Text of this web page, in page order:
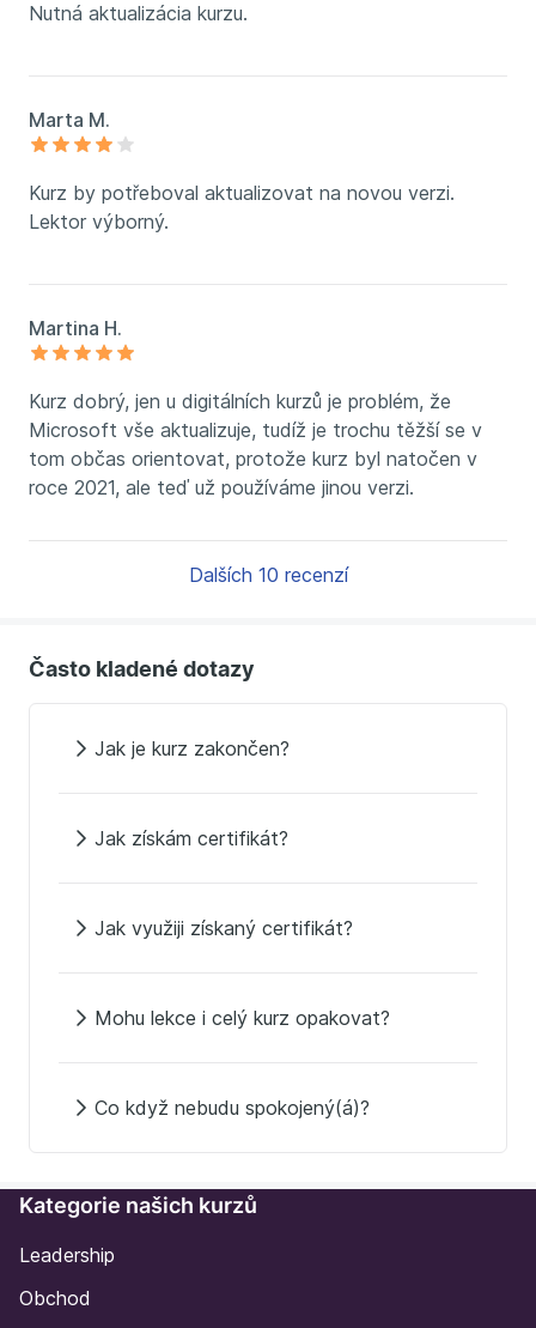
Nutná aktualizácia kurzu.
Marta M.
Kurz by potřeboval aktualizovat na novou verzi.
Lektor výborný.
Martina H.
Kurz dobrý, jen u digitálních kurzů je problém, že
Microsoft vše aktualizuje, tudíž je trochu těžší se v
tom občas orientovat, protože kurz byl natočen v
roce 2021, ale teď už používáme jinou verzi.
Dalších 10 recenzí
Často kladené dotazy
Jak je kurz zakončen?
Jak získám certifikát?
Jak využiji získaný certifikát?
Mohu lekce i celý kurz opakovat?
Co když nebudu spokojený(á)?
Kategorie našich kurzů
Leadership
Obchod